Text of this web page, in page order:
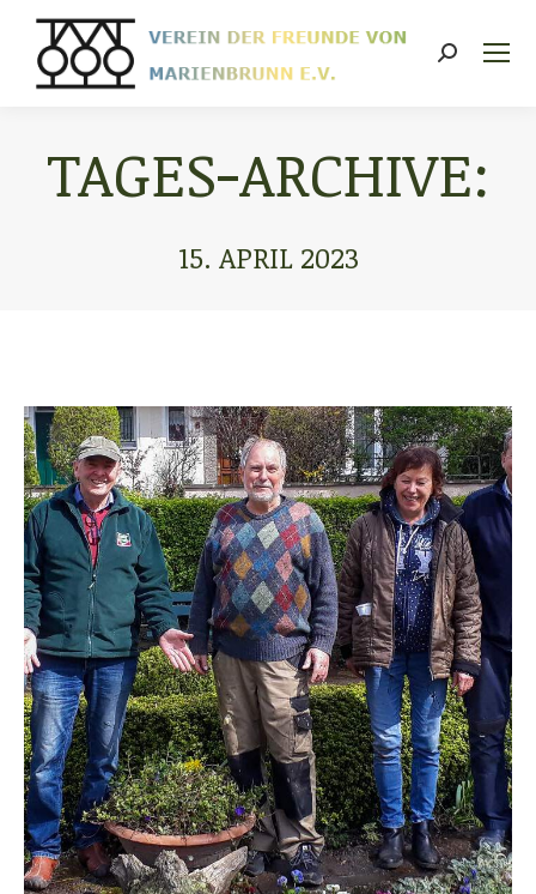
Search:
TAGES-ARCHIVE:
15. APRIL 2023